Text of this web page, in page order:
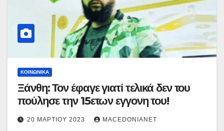
ΚΟΙΝΩΝΙΚΆ
Ξάνθη: Τον έφαγε γιατί τελικά δεν του
πούλησε την 15ετων εγγονη του!
20 ΜΑΡΤΊΟΥ 2023 MACEDONIANET